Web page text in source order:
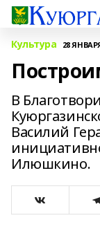
Культура 28
В
Василий
Илюшкино.